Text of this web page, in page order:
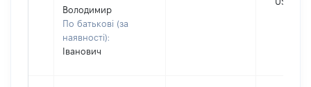
Володимир
По батькові (за
наявності):
Іванович